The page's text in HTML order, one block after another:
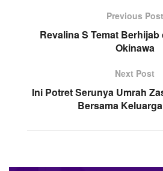
Previous Post
Revalina S Temat
Okinawa
Next Post
Ini Potret Serunya Umrah
Bersama